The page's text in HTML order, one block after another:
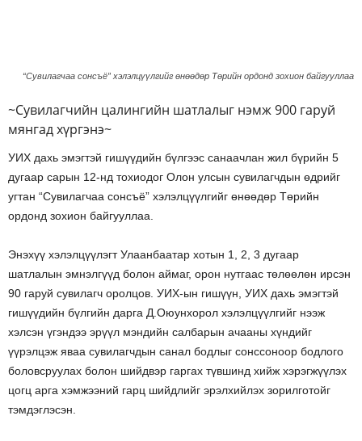
“Сувилагчаа сонсъё” хэлэлцүүлгийг өнөөдөр Төрийн ордонд зохион байгууллаа
~Сувилагчийн цалингийн шатлалыг нэмж 900 гаруй
мянгад хүргэнэ~
УИХ дахь эмэгтэй гишүүдийн бүлгээс санаачлан жил бүрийн 5
дугаар сарын 12-нд тохиодог Олон улсын сувилагчдын өдрийг
угтан “Сувилагчаа сонсъё” хэлэлцүүлгийг өнөөдөр Төрийн
ордонд зохион байгууллаа.
Энэхүү хэлэлцүүлэгт Улаанбаатар хотын 1, 2, 3 дугаар
шатлалын эмнэлгүүд болон аймаг, орон нутгаас төлөөлөн ирсэн
90 гаруй сувилагч оролцов. УИХ-ын гишүүн, УИХ дахь эмэгтэй
гишүүдийн бүлгийн дарга Д.Оюунхорол хэлэлцүүлгийг нээж
хэлсэн үгэндээ эрүүл мэндийн салбарын ачааны хүндийг
үүрэлцэж яваа сувилагчдын санал бодлыг сонссоноор бодлого
боловсруулах болон шийдвэр гаргах түвшинд хийж хэрэгжүүлэх
цогц арга хэмжээний гарц шийдлийг эрэлхийлэх зорилготойг
тэмдэглэсэн.